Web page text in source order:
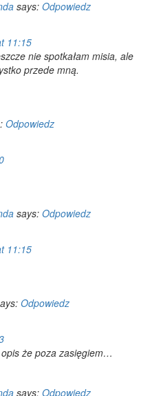
says: Odpowiedz
11:15
nie spotkałam misia, ale
przede mną.
Odpowiedz
says: Odpowiedz
11:15
Odpowiedz
że poza zasięgiem…
says: Odpowiedz